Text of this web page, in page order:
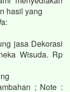
hasil yang
jasa Dekorasi
Wisuda. Rp
; Note :